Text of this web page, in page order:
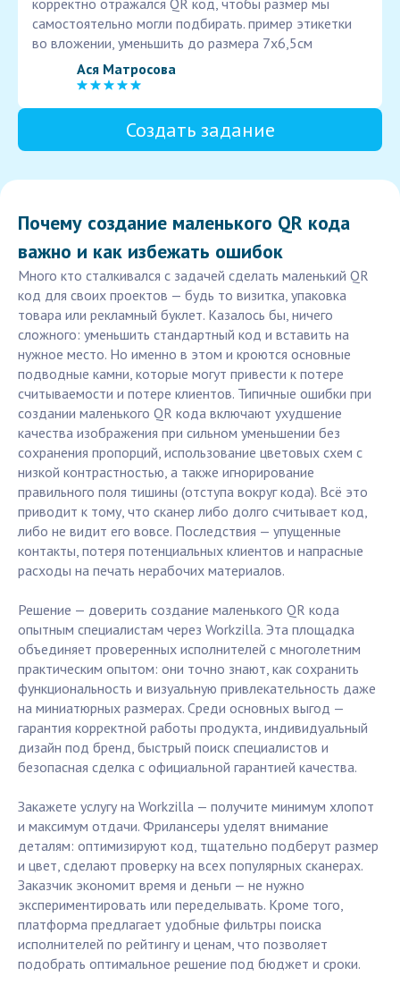
корректно отражался QR код, чтобы размер мы
самостоятельно могли подбирать. пример этикетки
во вложении, уменьшить до размера 7х6,5см
Ася Матросова
Создать задание
Почему создание маленького QR кода
важно и как избежать ошибок
Много кто сталкивался с задачей сделать маленький QR
код для своих проектов — будь то визитка, упаковка
товара или рекламный буклет. Казалось бы, ничего
сложного: уменьшить стандартный код и вставить на
нужное место. Но именно в этом и кроются основные
подводные камни, которые могут привести к потере
считываемости и потере клиентов. Типичные ошибки при
создании маленького QR кода включают ухудшение
качества изображения при сильном уменьшении без
сохранения пропорций, использование цветовых схем с
низкой контрастностью, а также игнорирование
правильного поля тишины (отступа вокруг кода). Всё это
приводит к тому, что сканер либо долго считывает код,
либо не видит его вовсе. Последствия — упущенные
контакты, потеря потенциальных клиентов и напрасные
расходы на печать нерабочих материалов.
Решение — доверить создание маленького QR кода
опытным специалистам через Workzilla. Эта площадка
объединяет проверенных исполнителей с многолетним
практическим опытом: они точно знают, как сохранить
функциональность и визуальную привлекательность даже
на миниатюрных размерах. Среди основных выгод —
гарантия корректной работы продукта, индивидуальный
дизайн под бренд, быстрый поиск специалистов и
безопасная сделка с официальной гарантией качества.
Закажете услугу на Workzilla — получите минимум хлопот
и максимум отдачи. Фрилансеры уделят внимание
деталям: оптимизируют код, тщательно подберут размер
и цвет, сделают проверку на всех популярных сканерах.
Заказчик экономит время и деньги — не нужно
экспериментировать или переделывать. Кроме того,
платформа предлагает удобные фильтры поиска
исполнителей по рейтингу и ценам, что позволяет
подобрать оптимальное решение под бюджет и сроки.